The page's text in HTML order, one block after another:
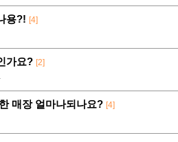
용?! [4]
가요? [2]
매장 얼마나되나요? [4]